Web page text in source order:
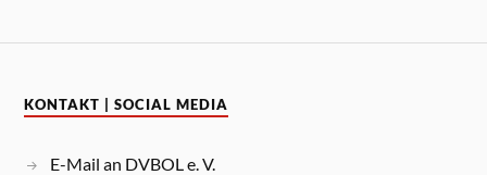
KONTAKT | SOCIAL MEDIA
E-Mail an DVBOL e. V.